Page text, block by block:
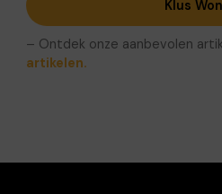
Klus
– Ontdek onze aanbevolen
artikelen.